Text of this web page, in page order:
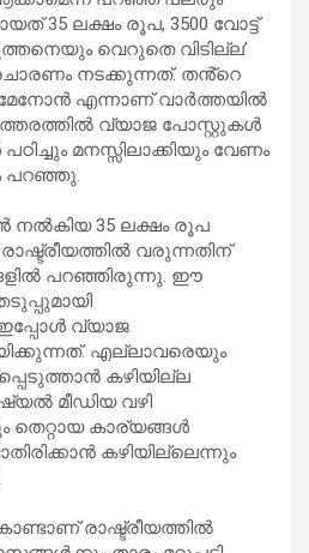
35 ലക്ഷം രൂപ, 3500 വോട്ട്
വെറുതെ വിടില്ല’
നടക്കുന്നത്. തൻ്റെ
എന്നാണ് വാർത്തയിൽ
വ്യാജ പോസ്റ്റുകൾ
മനസ്സിലാക്കിയും വേണം
പറഞ്ഞു.
നൽകിയ 35 ലക്ഷം രൂപ
രാഷ്ട്രീയത്തിൽ വരുന്നതിന്
പറഞ്ഞിരുന്നു. ഈ
വ്യാജ
എല്ലാവരെയും
കഴിയില്ല
മീഡിയ വഴി
തെറ്റായ കാര്യങ്ങൾ
കഴിയില്ലെന്നും
രാഷ്ട്രീയത്തിൽ